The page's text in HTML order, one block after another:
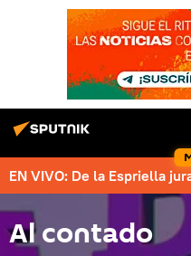
EN VIVO: De la Espriella
Al contado